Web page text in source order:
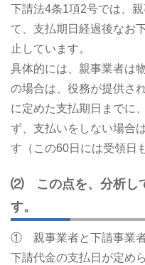
下請法4条1項2号では、
て、支払期日経過後なお
止しています。
具体的には、親事業者は
の場合は、役務が提供さ
に定めた支払期日までに
ず、支払いをしない場合
す（この60日には受領日
⑵ この点を、分析し
す。
① 親事業者と下請事業者
下請代金の支払日が定め